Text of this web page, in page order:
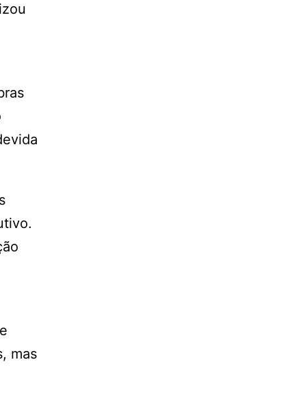
mas